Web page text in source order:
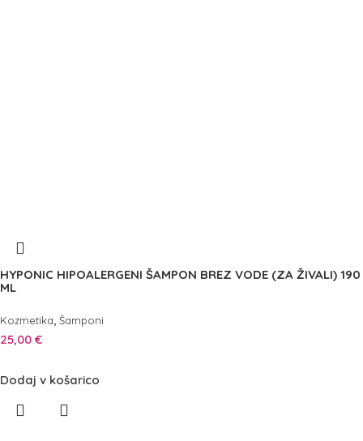
HYPONIC HIPOALERGENI ŠAMPON BREZ VODE (ZA ŽIVALI) 190
ML
Kozmetika, Šamponi
25,00 €
Dodaj v košarico